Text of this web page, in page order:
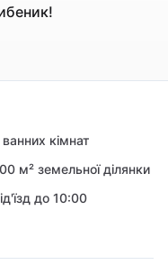
кімнат
м² земельної ділянки
до 10:00